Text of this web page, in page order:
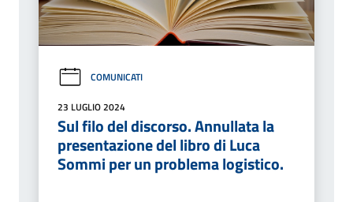
COMUNICATI
23 LUGLIO 2024
Sul filo del discorso. Annullata la
presentazione del libro di Luca
Sommi per un problema logistico.